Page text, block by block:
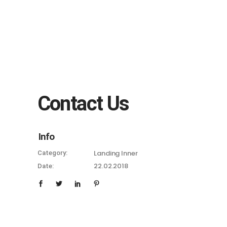
Contact Us
Info
Category: Landing Inner
Date: 22.02.2018